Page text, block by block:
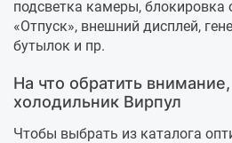
подсветка камеры, блокировка
«Отпуск», внешний дисплей,
бутылок и пр.
На что обратить
холодильник Вирпул
Чтобы выбрать из каталога